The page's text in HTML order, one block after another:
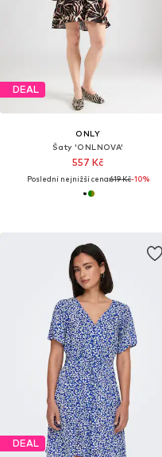
DEAL
ONLY
Šaty 'ONLNOVA'
557 Kč
Poslední nejnižší cena:619 Kč-10%
DEAL